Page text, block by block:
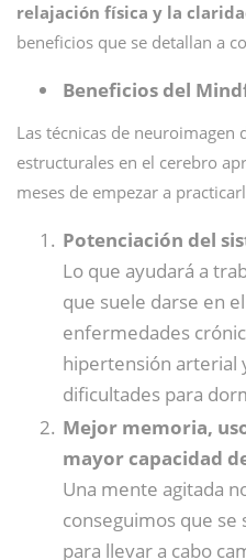
relajación física y la
beneficios que se detallan a
Beneficios del
Las técnicas de neuroimagen
estructurales en el cerebro
meses de empezar a
Potenciación del
Lo que ayudará a
que suele darse en
enfermedades
hipertensión arterial
dificultades para
Mejor memoria,
mayor capacidad
Una mente agitada
conseguimos que
para llevar a cabo